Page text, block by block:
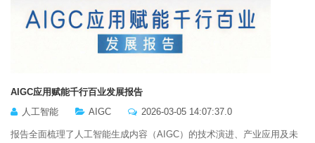
AIGC应用赋能千行百业发展报告
人工智能
AIGC 2026-03-05 14:07:37.0
报告全面梳理了人工智能生成内容（AIGC）的技术演进、产业应用及未